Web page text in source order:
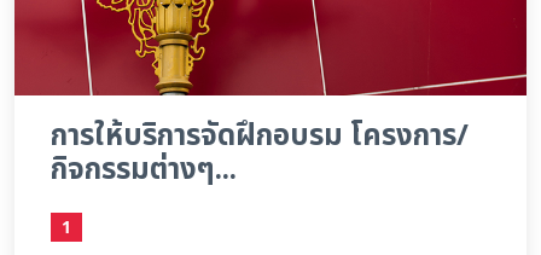
การให้บริการจัดฝึกอบรม โครงการ/
กิจกรรมต่างๆ...
1